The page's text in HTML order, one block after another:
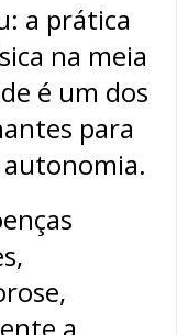
a prática
na meia
é um dos
para